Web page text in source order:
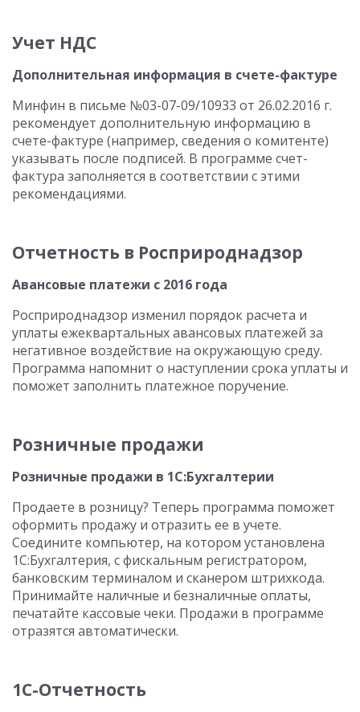
Учет НДС
Дополнительная информация в счете-фактуре
Минфин в письме №03-07-09/10933 от 26.02.2016 г.
рекомендует дополнительную информацию в
счете-фактуре (например, сведения о комитенте)
указывать после подписей. В программе счет-
фактура заполняется в соответствии с этими
рекомендациями.
Отчетность в Росприроднадзор
Авансовые платежи с 2016 года
Росприроднадзор изменил порядок расчета и
уплаты ежеквартальных авансовых платежей за
негативное воздействие на окружающую среду.
Программа напомнит о наступлении срока уплаты и
поможет заполнить платежное поручение.
Розничные продажи
Розничные продажи в 1С:Бухгалтерии
Продаете в розницу? Теперь программа поможет
оформить продажу и отразить ее в учете.
Соедините компьютер, на котором установлена
1С:Бухгалтерия, с фискальным регистратором,
банковским терминалом и сканером штрихкода.
Принимайте наличные и безналичные оплаты,
печатайте кассовые чеки. Продажи в программе
отразятся автоматически.
1С-Отчетность